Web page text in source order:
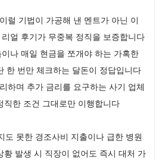
럴 기법이 가공해 낸 멘트가 아닌 이
얼 후기가 무중복 정직을 보증합니다
나 매일 현금을 쪼개야 하는 가혹한
한 번만 체크하는 달돈이 정답입니다
하며 추가 금리를 요구하는 사기 업체
직한 조건 그대로만 이행합니다
도 못한 경조사비 지출이나 급한 병원
황 발생 시 직장이 없어도 즉시 대처 가